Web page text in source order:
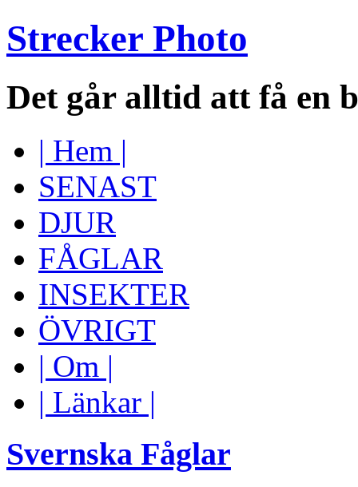
Strecker Photo
Det går alltid att få en
| Hem |
SENAST
DJUR
FÅGLAR
INSEKTER
ÖVRIGT
| Om |
| Länkar |
Svernska Fåglar